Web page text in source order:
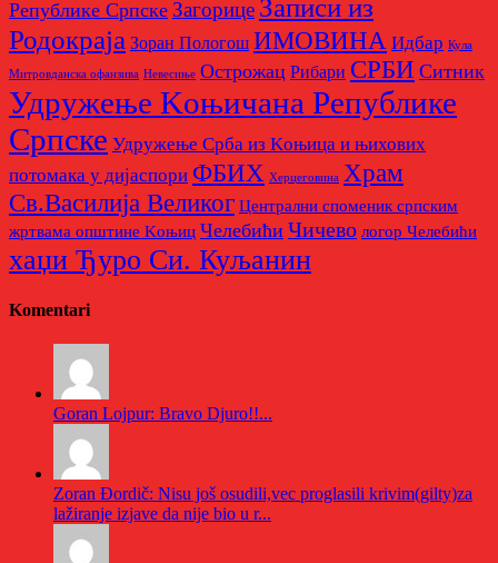
Републике Српске Загорице Записи из
Родoкраја Зоран Пологош ИМОВИНА Идбар Кула
Митровданска офанзива Невесињe Острожац Рибари СРБИ Ситник
Удружење Kоњичана Републике
Српске Удружење Срба из Kоњица и њихових
потомака у дијаспори ФБИХ Херцеговина Храм
Св.Василија Великог Централни споменик српским
жртвама општине Kоњиц Челебићи Чичево логор Челебићи
хаџи Ђуро Си. Куљанин
Komentari
Goran Lojpur: Bravo Djuro!!...
Zoran Đordič: Nisu još osudili,vec proglasili krivim(gilty)za
lažiranje izjave da nije bio u r...